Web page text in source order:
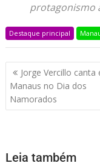
protagonismo
Destaque principal
Jorge Vercillo canta
Manaus no Dia dos
Namorados
Leia também